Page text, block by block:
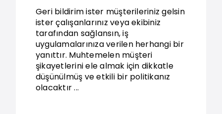
Geri bildirim ister müşterileriniz gelsin
ister çalışanlarınız veya ekibiniz
tarafından sağlansın, iş
uygulamalarınıza verilen herhangi bir
yanıttır. Muhtemelen müşteri
şikayetlerini ele almak için dikkatle
düşünülmüş ve etkili bir politikanız
olacaktır ...